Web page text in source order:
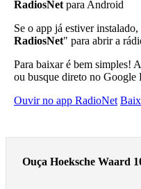
RadiosNet para Android
Se o app já estiver
RadiosNet" para abrir a
Para baixar é bem simples!
ou busque direto no Google
Ouvir no app RadioNet
Ouça Hoeksche Waard